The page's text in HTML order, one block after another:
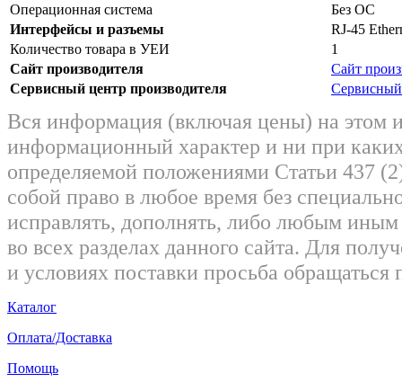
Операционная система
Без ОС
Интерфейсы и разъемы
RJ-45
Количество товара в УЕИ
1
Сайт производителя
Сайт
Сервисный центр производителя
Сервисный
Вся информация (включая цены) на этом
информационный характер и ни при
определяемой положениями Статьи 437
собой право в любое время без
исправлять, дополнять, либо любым
во всех разделах данного сайта. Для
и условиях поставки просьба
Каталог
Оплата/Доставка
Помощь